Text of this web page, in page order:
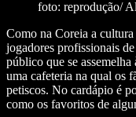
foto: reprodução/
Como na Coreia a
jogadores profissionais
público que se
uma cafeteria na qual os
petiscos. No cardápio é
como os favoritos de